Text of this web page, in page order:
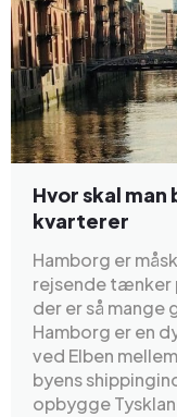
Hvor skal man
kvarterer
Hamborg er
rejsende tænker
der er så
Hamborg er en
ved Elben
byens
opbygge